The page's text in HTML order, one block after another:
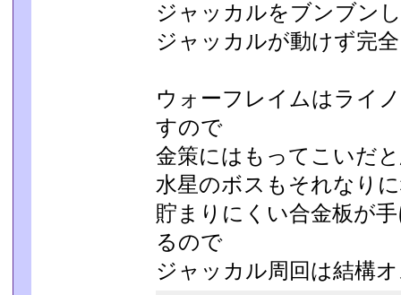
ジャッカルをブンブン
ジャッカルが動けず完
ウォーフレイムはライ
すので
金策にはもってこいだ
水星のボスもそれなり
貯まりにくい合金板が
るので
ジャッカル周回は結構